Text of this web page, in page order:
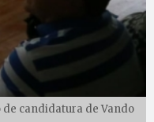
candidatura de Vando